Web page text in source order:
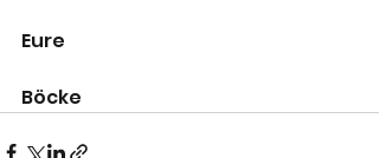
Eure
Böcke